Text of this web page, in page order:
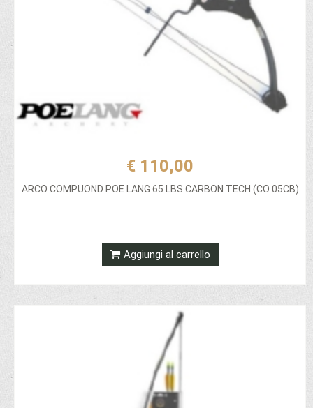
€ 110,00
ARCO COMPUOND POE LANG 65 LBS CARBON TECH (CO 05CB)
Aggiungi al carrello